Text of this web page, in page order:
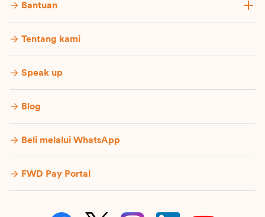
Bantuan
Tentang kami
Speak up
Blog
Beli melalui WhatsApp
FWD Pay Portal